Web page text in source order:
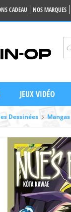
CADEAU NOS MARQUES
JEUX VIDÉO
Dessinées Mangas